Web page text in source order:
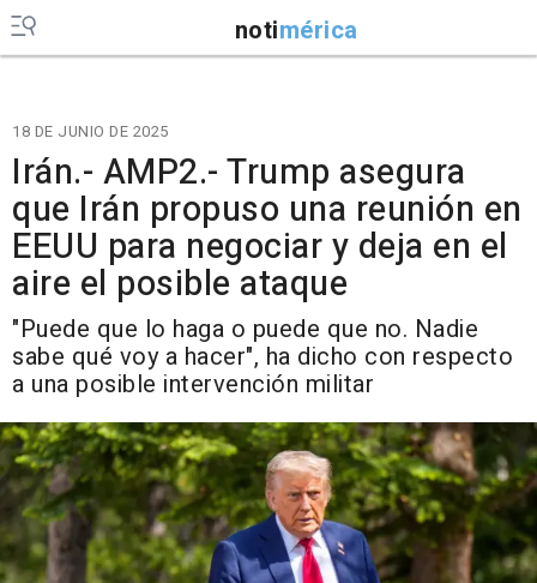
notimérica
18 DE JUNIO DE 2025
Irán.- AMP2.- Trump asegura
que Irán propuso una reunión en
EEUU para negociar y deja en el
aire el posible ataque
"Puede que lo haga o puede que no. Nadie
sabe qué voy a hacer", ha dicho con respecto
a una posible intervención militar